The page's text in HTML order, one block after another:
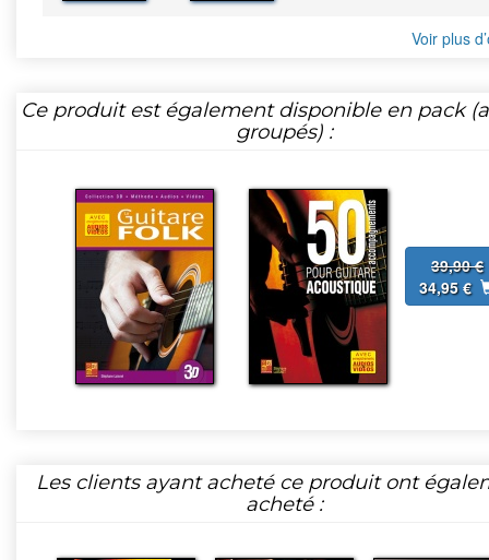
Voir plus
Ce produit est également disponible en pack
groupés) :
39,90 €
34,95 €
Les clients ayant acheté ce produit ont
acheté :